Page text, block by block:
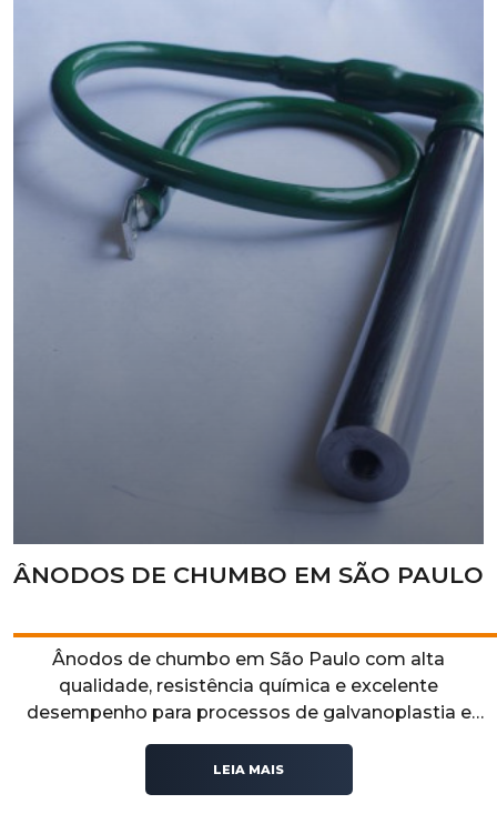
ÂNODOS DE CHUMBO EM SÃO PAULO
Ânodos de chumbo em São Paulo com alta
qualidade, resistência química e excelente
desempenho para processos de galvanoplastia e
aplicações eletroquímicas.
LEIA MAIS